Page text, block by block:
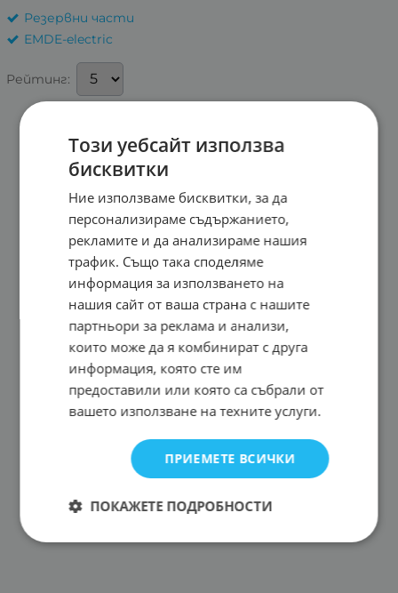
Резервни части
EMDE-electric
Рейтинг:
Този уебсайт използва
бисквитки
Ние използваме бисквитки, за да
персонализираме съдържанието,
рекламите и да анализираме нашия
трафик. Също така споделяме
информация за използването на
нашия сайт от ваша страна с нашите
партньори за реклама и анализи,
които може да я комбинират с друга
информация, която сте им
предоставили или която са събрали от
вашето използване на техните услуги.
ПРИЕМЕТЕ ВСИЧКИ
ПОКАЖЕТЕ ПОДРОБНОСТИ